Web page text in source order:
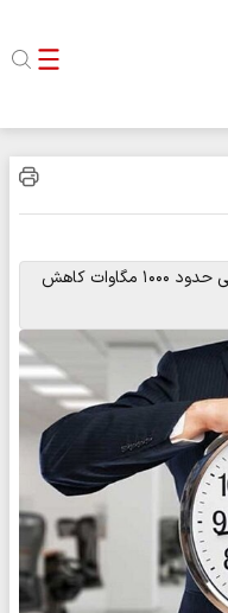
مدیرعامل توانیر گفت: تغییر ساعت رسمی حدود ۱۰۰۰ مگاوات کاهش